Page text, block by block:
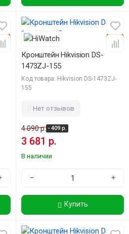
Кронштейн Hikvision DS-
1473ZJ-155
Код товара: Hikvision DS-1473ZJ-
155
Нет отзывов
4 090 р. - 409 р.
3 681 р.
В наличии
− +
Купить